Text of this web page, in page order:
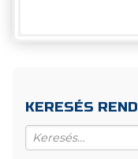
KERESÉS